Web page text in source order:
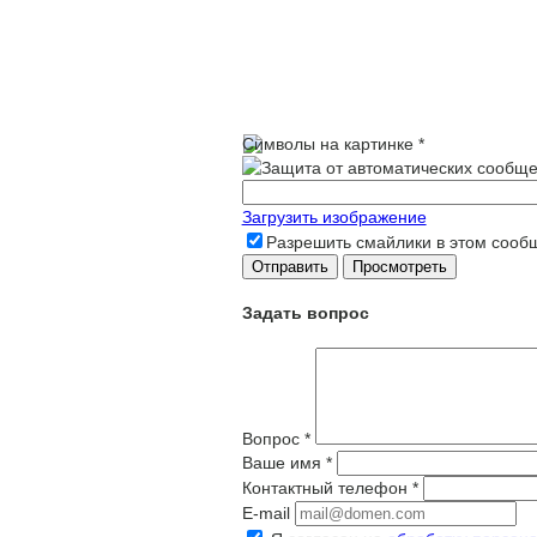
Символы на картинке*
Загрузить изображение
Разрешить смайлики в этом
Задать вопрос
Вопрос *
Ваше имя *
Контактный телефон *
E-mail